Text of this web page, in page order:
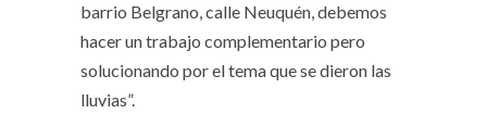
barrio Belgrano, calle Neuquén, debemos
hacer un trabajo complementario pero
solucionando por el tema que se dieron las
lluvias”.